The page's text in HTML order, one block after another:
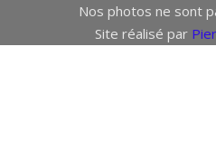
Nos photos ne sont
Site réalisé par